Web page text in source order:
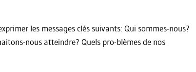
les messages clés suivants: Qui sommes-nous?
nous atteindre? Quels pro-blèmes de nos